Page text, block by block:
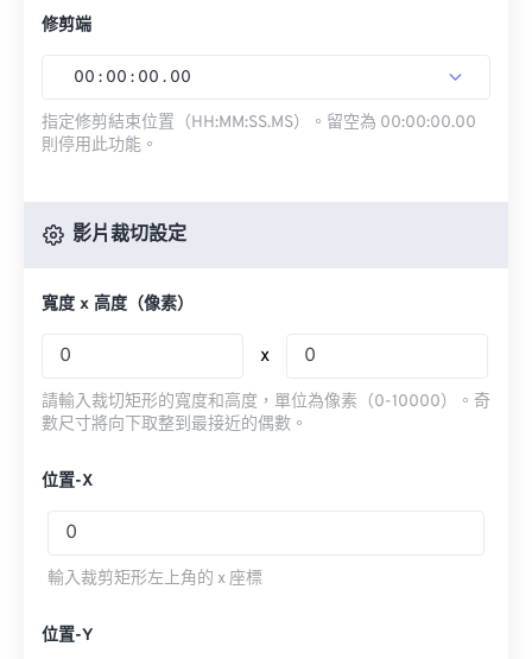
修剪端
00 : 00 : 00 . 00
指定修剪結束位置（HH:MM:SS.MS）。留空為 00:00:00.00
則停用此功能。
影片裁切設定
寬度 x 高度（像素）
x
請輸入裁切矩形的寬度和高度，單位為像素（0-10000）。奇
數尺寸將向下取整到最接近的偶數。
位置-X
輸入裁剪矩形左上角的 x 座標
位置-Y